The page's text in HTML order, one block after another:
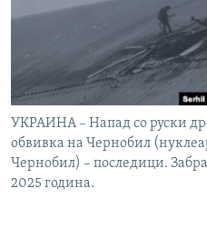
УКРАИНА – Напад со руски
обвивка на Чернобил
Чернобил) – последици.
2025 година.